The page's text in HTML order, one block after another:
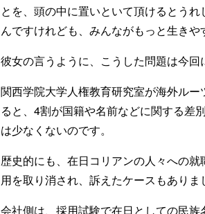
とを、頭の中に置いといて頂けるとう
んですけれども、みんながもっと生きや
彼女の言うように、こうした問題は今回
関西学院大学人権教育研究室が海外ル
ると、4割が国籍や名前などに関する差
は少なくないのです。
歴史的にも、在日コリアンの人々への
用を取り消され、訴えたケースもありま
会社側は、採用試験で在日としての民